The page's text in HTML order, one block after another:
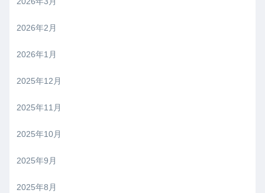
2026年2月
2026年1月
2025年12月
2025年11月
2025年10月
2025年9月
2025年8月